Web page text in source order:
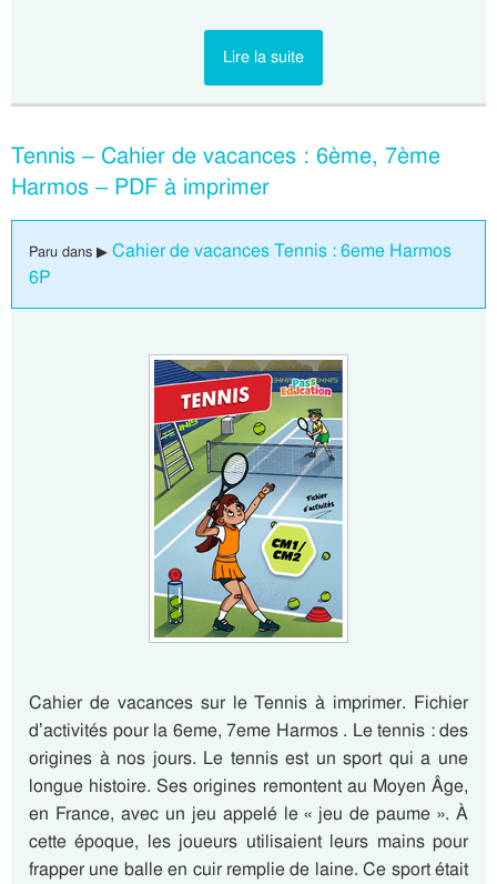
Lire la suite
Tennis – Cahier de vacances : 6ème, 7ème
Harmos – PDF à imprimer
Paru dans ▶ Cahier de vacances Tennis : 6eme Harmos
6P
Cahier de vacances sur le Tennis à imprimer. Fichier
d’activités pour la 6eme, 7eme Harmos . Le tennis : des
origines à nos jours. Le tennis est un sport qui a une
longue histoire. Ses origines remontent au Moyen Âge,
en France, avec un jeu appelé le « jeu de paume ». À
cette époque, les joueurs utilisaient leurs mains pour
frapper une balle en cuir remplie de laine. Ce sport était